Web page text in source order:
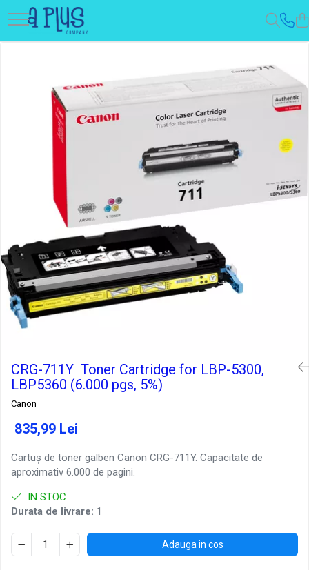
CRG-711Y Toner Cartridge for LBP-5300,
LBP5360 (6.000 pgs, 5%)
Canon
835,99 Lei
Cartuș de toner galben Canon CRG-711Y. Capacitate de
aproximativ 6.000 de pagini.
IN STOC
Durata de livrare: 1
Adauga in cos